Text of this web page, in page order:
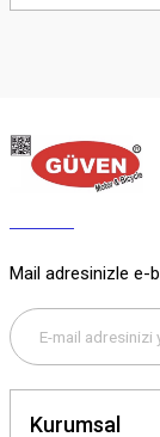
Mail adresinizle e-
Kurumsal